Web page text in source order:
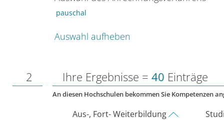
pauschal
Auswahl aufheben
2 Ihre Ergebnisse = 40 Einträge
An diesen Hochschulen bekommen Sie Kompetenzen
Aus-, Fort- Weiterbildung